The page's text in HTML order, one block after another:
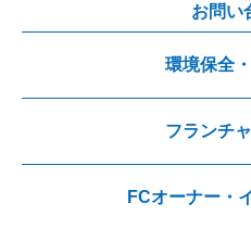
お問い
環境保全
フランチ
FCオーナー・